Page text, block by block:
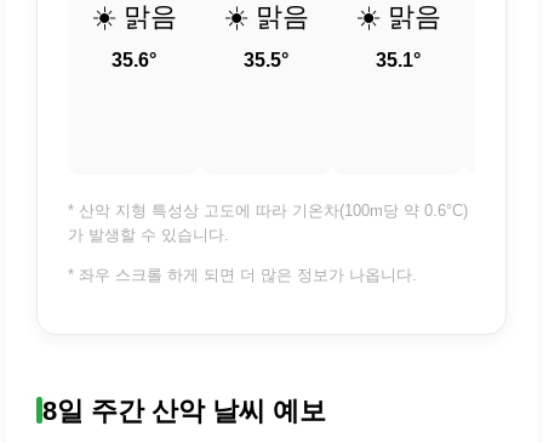
☀️ 맑음
35.6°
☀️ 맑음
35.5°
☀️ 맑음
35.1°
* 산악 지형 특성상 고도에 따라 기온차(100m당 약 0.6°C)
가 발생할 수 있습니다.
* 좌우 스크롤 하게 되면 더 많은 정보가 나옵니다.
8일 주간 산악 날씨 예보